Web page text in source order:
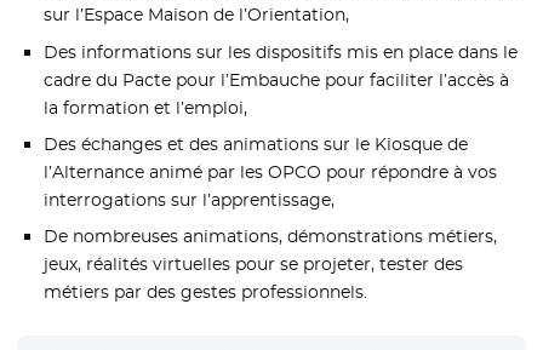
sur l’Espace Maison de l’Orientation,
Des informations sur les dispositifs mis en place dans le
cadre du Pacte pour l’Embauche pour faciliter l’accès à
la formation et l’emploi,
Des échanges et des animations sur le Kiosque de
l’Alternance animé par les OPCO pour répondre à vos
interrogations sur l’apprentissage,
De nombreuses animations, démonstrations métiers,
jeux, réalités virtuelles pour se projeter, tester des
métiers par des gestes professionnels.